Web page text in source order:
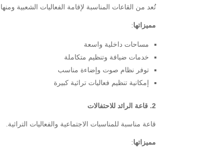
تُعد من القاعات المناسبة لإقامة الفعاليات الشعبية ومنها
مميزاتها:
مساحات داخلية واسعة
خدمات ضيافة وتنظيم متكاملة
توفر نظام صوت وإضاءة مناسب
إمكانية تنظيم فعاليات تراثية كبيرة
2. قاعة الرائد للاحتفالات
قاعة مناسبة للمناسبات الاجتماعية والفعاليات التراثية.
مميزاتها: